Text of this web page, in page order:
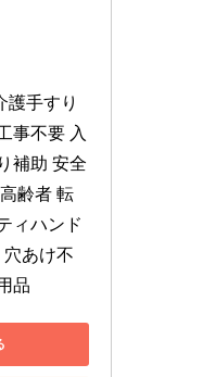
護手すり
事不要 入
補助 安全
齢者 転
ィハンド
穴あけ不
品